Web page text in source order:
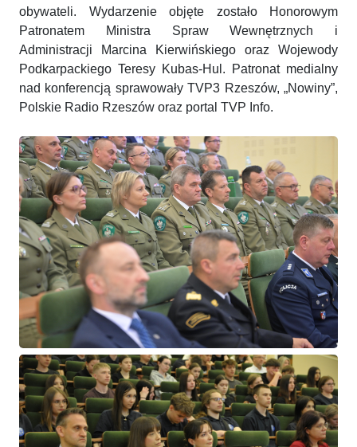
obywateli. Wydarzenie objęte zostało Honorowym
Patronatem Ministra Spraw Wewnętrznych i
Administracji Marcina Kierwińskiego oraz Wojewody
Podkarpackiego Teresy Kubas-Hul. Patronat medialny
nad konferencją sprawowały TVP3 Rzeszów, „Nowiny”,
Polskie Radio Rzeszów oraz portal TVP Info.